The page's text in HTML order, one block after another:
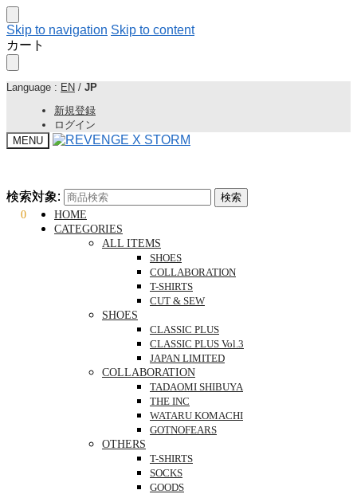
Skip to navigation Skip to content
カート
Language : EN / JP
新規登録
ログイン
MENU
検索対象:
検索
0
検索対象:
検索
HOME
CATEGORIES
ALL ITEMS
SHOES
COLLABORATION
T-SHIRTS
CUT & SEW
SHOES
CLASSIC PLUS
CLASSIC PLUS Vol.3
JAPAN LIMITED
COLLABORATION
TADAOMI SHIBUYA
THE INC
WATARU KOMACHI
GOTNOFEARS
OTHERS
T-SHIRTS
SOCKS
GOODS